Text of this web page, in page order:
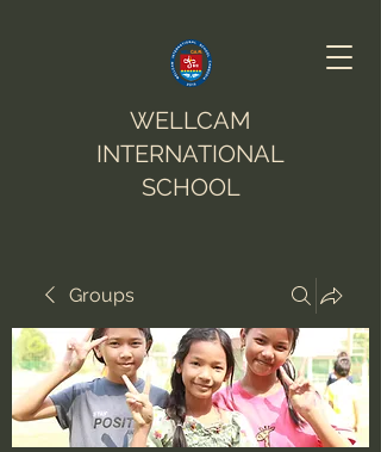
WELLCAM
INTERNATIONAL
SCHOOL
Groups